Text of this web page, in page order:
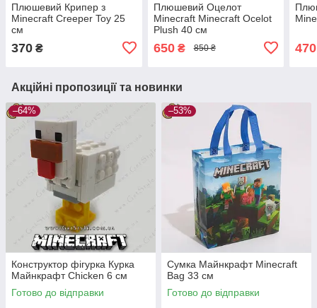
Плюшевий Крипер з
Minecraft Creeper Toy 25
см
370 ₴
Плюшевий Оцелот
Minecraft Minecraft Ocelot
Plush 40 см
650₴ 850 ₴ 470
Акційні пропозиції та новинки
–64%
Конструктор фігурка Курка
Майнкрафт Chicken 6 см
Готово до відправки
–53%
Сумка Майнкрафт Minecraft
Bag 33 см
Готово до відправки